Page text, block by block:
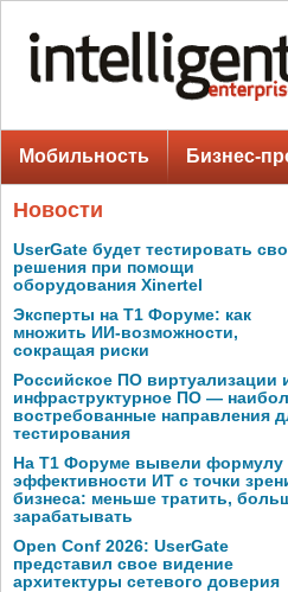
Мобильность Бизнес-
Новости
UserGate будет тестировать
решения при помощи
оборудования Xinertel
Эксперты на Т1 Форуме: как
множить ИИ-возможности,
сокращая риски
Российское ПО виртуализации
инфраструктурное ПО —
востребованные направления
тестирования
На Т1 Форуме вывели формулу
эффективности ИТ с точки
бизнеса: меньше тратить,
зарабатывать
Open Conf 2026: UserGate
представил свое видение
архитектуры сетевого доверия